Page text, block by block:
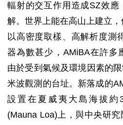
輻射的交互作用造成SZ效應
解。世界上能在高山上建立
以高密度取樣、高解析度測
器為數甚少，AMiBA在許多
由於受到氣候及環境因素的
米波觀測的台址。新落成的
設置在夏威夷大島海拔約
(Mauna Loa)上，與中央研